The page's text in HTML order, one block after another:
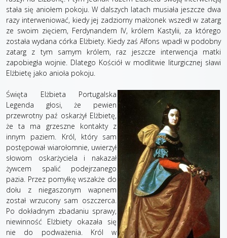
stała się aniołem pokoju. W dalszych latach musiała jeszcze dwa
razy interweniować, kiedy jej zadziorny małżonek wszedł w zatarg
ze swoim zięciem, Ferdynandem IV, królem Kastylii, za którego
została wydana córka Elżbiety. Kiedy zaś Alfons wpadł w podobny
zatarg z tym samym królem, raz jeszcze interwencja matki
zapobiegła wojnie. Dlatego Kościół w modlitwie liturgicznej sławi
Elżbietę jako anioła pokoju.
Święta Elżbieta Portugalska
Legenda głosi, że pewien
przewrotny paź oskarżył Elżbietę,
że ta ma grzeszne kontakty z
innym paziem. Król, który sam
postępował wiarołomnie, uwierzył
słowom oskarżyciela i nakazał
żywcem spalić podejrzanego
pazia. Przez pomyłkę wszakże do
dołu z niegaszonym wapnem
został wrzucony sam oszczerca.
Po dokładnym zbadaniu sprawy,
niewinność Elżbiety okazała się
nie do podważenia. Król w